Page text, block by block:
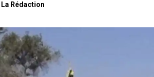
La Rédaction